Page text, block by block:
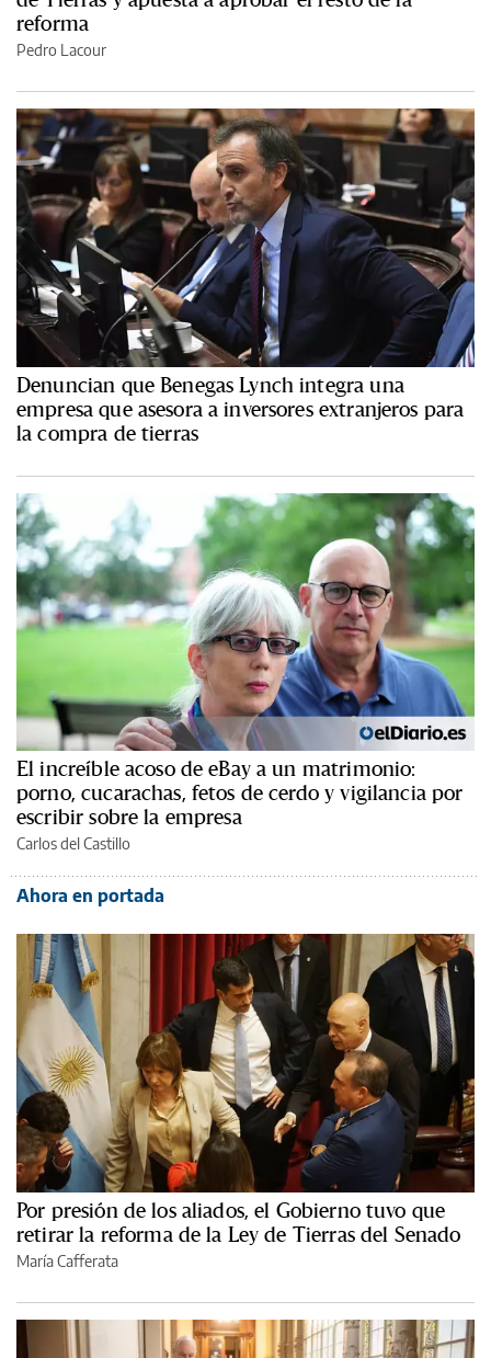
reforma
Pedro Lacour
Denuncian que Benegas Lynch integra una
empresa que asesora a inversores extranjeros para
la compra de tierras
El increíble acoso de eBay a un matrimonio:
porno, cucarachas, fetos de cerdo y vigilancia por
escribir sobre la empresa
Carlos del Castillo
Ahora en portada
Por presión de los aliados, el Gobierno tuvo que
retirar la reforma de la Ley de Tierras del Senado
María Cafferata